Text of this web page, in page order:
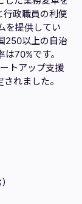
政職員の利便
を提供してい
250以上の自治
70%です。
トアップ支援
れました。